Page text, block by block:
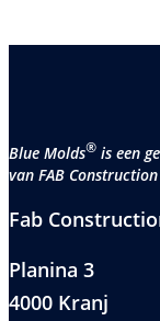
Blue Molds® is een
van FAB
Fab
Planina 3
4000 Kranj